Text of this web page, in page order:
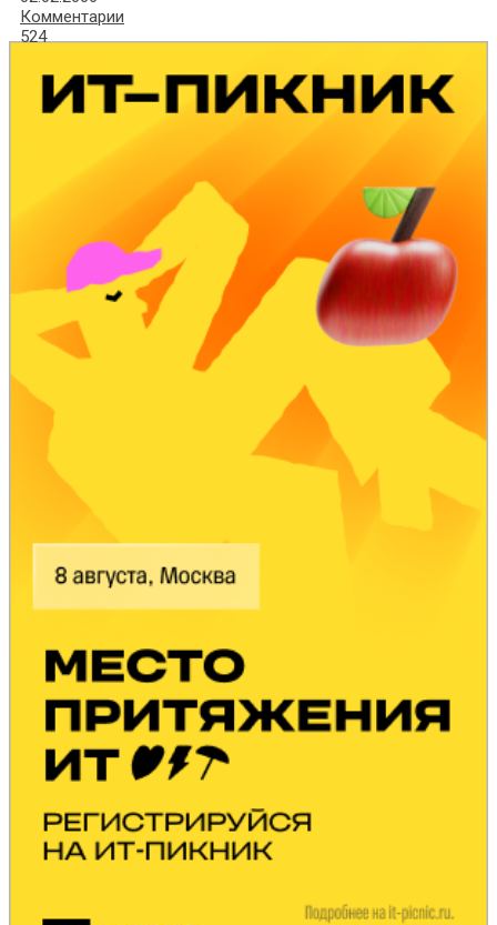
Комментарии
524